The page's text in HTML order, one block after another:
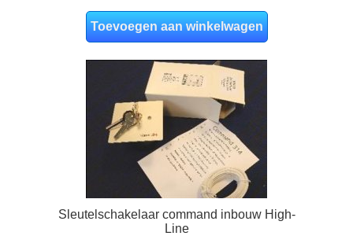
Toevoegen aan winkelwagen
Sleutelschakelaar command inbouw High-
Line